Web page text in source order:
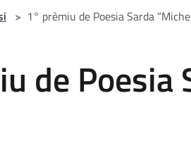
> 1° prèmiu de Poesia Sarda
de Poesia